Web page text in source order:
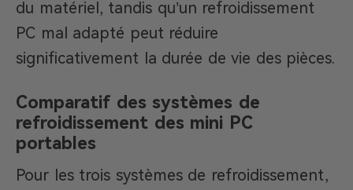
du matériel, tandis qu’un refroidissement
PC mal adapté peut réduire
significativement la durée de vie des pièces.
Comparatif des systèmes de
refroidissement des mini PC
portables
Pour les trois systèmes de refroidissement,